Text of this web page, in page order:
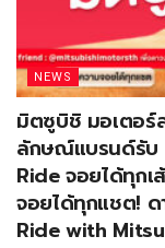
NEWS
มิตซูบิชิ มอเตอร์
ลักษณ์แบรนด์รับ
Ride จอยได้ทุกเ
จอยได้ทุกแชต! ด
Ride with